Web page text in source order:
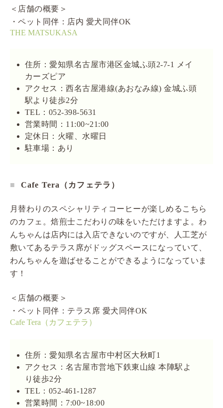
＜店舗の概要＞
・ペット同伴：店内 愛犬同伴OK
THE MATSUKASA
住所：愛知県名古屋市港区金城ふ頭2-7-1 メイ
カーズピア
アクセス：西名古屋港線(あおなみ線) 金城ふ頭
駅より徒歩2分
TEL：052-398-5631
営業時間：11:00~21:00
定休日：火曜、水曜日
駐車場：あり
Cafe Tera（カフェテラ）
月替わりのスペシャリティコーヒーが楽しめるこちら
のカフェ。焙煎士こだわりの味をいただけますよ。わ
んちゃんは店内には入店できないのですが、人工芝が
敷いてあるテラス席がドッグスペースになっていて、
わんちゃんを遊ばせることができるようになっていま
す！
＜店舗の概要＞
・ペット同伴：テラス席 愛犬同伴OK
Cafe Tera（カフェテラ）
住所：愛知県名古屋市中村区大秋町1
アクセス：名古屋市営地下鉄東山線 本陣駅よ
り徒歩2分
TEL：052-461-1287
営業時間：7:00~18:00